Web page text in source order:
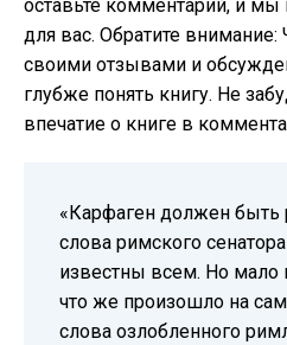
оставьте комментарий, и мы
для вас. Обратите внимание:
своими отзывами и
глубже понять книгу. Не
впечатие о книге в
«Карфаген должен быть
слова римского
известны всем. Но мало
что же произошло на
слова озлобленного